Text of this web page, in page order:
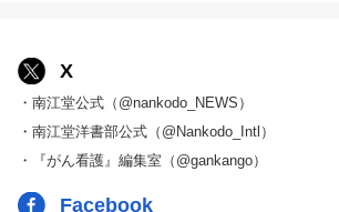
X
・南江堂公式（@nankodo_NEWS）
・南江堂洋書部公式（@Nankodo_Intl）
・『がん看護』編集室（@gankango）
Facebook